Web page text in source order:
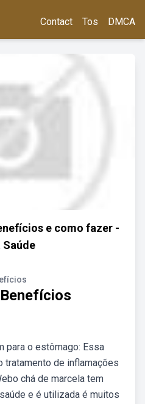
Contact Tos DMCA
e como fazer -
Saúde
para o estômago: Essa
tratamento de inflamações
chá de marcela tem
e é utilizada é muitos